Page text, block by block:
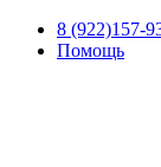
8 (922)157-
Помощь